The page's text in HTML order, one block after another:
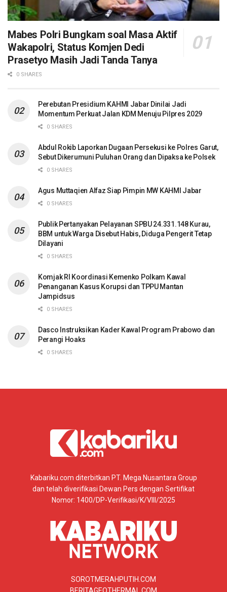
Mabes Polri Bungkam soal Masa Aktif
Wakapolri, Status Komjen Dedi
Prasetyo Masih Jadi Tanda Tanya
0 SHARES
Perebutan Presidium KAHMI Jabar Dinilai Jadi
Momentum Perkuat Jalan KDM Menuju Pilpres 2029
0 SHARES
Abdul Rokib Laporkan Dugaan Persekusi ke Polres Garut,
Sebut Dikerumuni Puluhan Orang dan Dipaksa ke Polsek
0 SHARES
Agus Muttaqien Alfaz Siap Pimpin MW KAHMI Jabar
0 SHARES
Publik Pertanyakan Pelayanan SPBU 24.331.148 Kurau,
BBM untuk Warga Disebut Habis, Diduga Pengerit Tetap
Dilayani
0 SHARES
Komjak RI Koordinasi Kemenko Polkam Kawal
Penanganan Kasus Korupsi dan TPPU Mantan
Jampidsus
0 SHARES
Dasco Instruksikan Kader Kawal Program Prabowo dan
Perangi Hoaks
0 SHARES
Kabariku.com diterbitkan PT. Mega Nusantara Group
dan telah diverifikasi Dewan Pers dengan Sertifikat
Nomor: 1400/DP-Verifikasi/K/VIII/2025
SOROTMERAHPUTIH.COM